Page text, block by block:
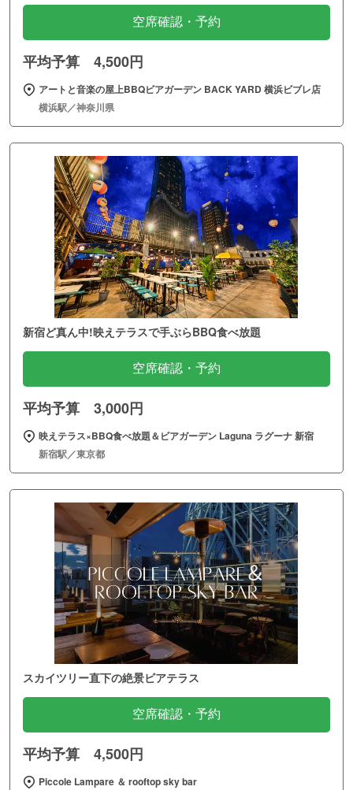
空席確認・予約
平均予算 4,500円
アートと音楽の屋上BBQビアガーデン BACK YARD 横浜ビブレ店
横浜駅／神奈川県
新宿ど真ん中!映えテラスで手ぶらBBQ食べ放題
空席確認・予約
平均予算 3,000円
映えテラス×BBQ食べ放題＆ビアガーデン Laguna ラグーナ 新宿
新宿駅／東京都
スカイツリー直下の絶景ビアテラス
空席確認・予約
平均予算 4,500円
Piccole Lampare ＆ rooftop sky bar